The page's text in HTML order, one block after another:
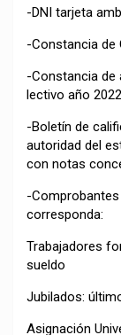
-DNI tarjeta
-Constancia de
-Constancia de
lectivo año 2022
-Boletín de
autoridad del
con notas
-
corresponda:
Trabajadores
sueldo
Jubilados:
Asignación